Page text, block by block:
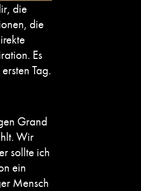
die
die
Es
Tag.
Grand
Wir
sollte ich
ein
Mensch